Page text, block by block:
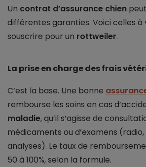
Un contrat d’assurance chien
différentes garanties. Voici celles
souscrire pour un rottweiler.
La prise en charge des frais
C’est la base. Une bonne
rembourse les soins en cas
maladie, qu’il s’agisse de
médicaments ou d’examens
analyses). Le taux de
50 à 100%, selon la formule.